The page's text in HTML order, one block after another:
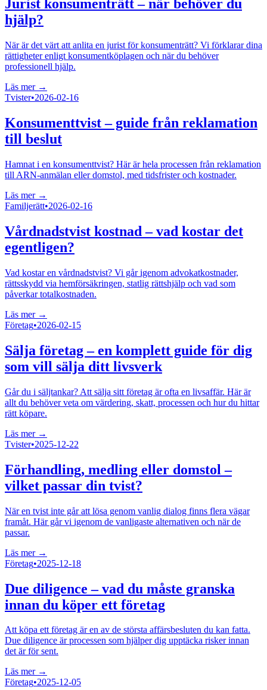
Jurist konsumenträtt – när behöver du
hjälp?
När är det värt att anlita en jurist för konsumenträtt? Vi förklarar dina
rättigheter enligt konsumentköplagen och när du behöver
professionell hjälp.
Läs mer →
Tvister•2026-02-16
Konsumenttvist – guide från reklamation
till beslut
Hamnat i en konsumenttvist? Här är hela processen från reklamation
till ARN-anmälan eller domstol, med tidsfrister och kostnader.
Läs mer →
Familjerätt•2026-02-16
Vårdnadstvist kostnad – vad kostar det
egentligen?
Vad kostar en vårdnadstvist? Vi går igenom advokatkostnader,
rättsskydd via hemförsäkringen, statlig rättshjälp och vad som
påverkar totalkostnaden.
Läs mer →
Företag•2026-02-15
Sälja företag – en komplett guide för dig
som vill sälja ditt livsverk
Går du i säljtankar? Att sälja sitt företag är ofta en livsaffär. Här är
allt du behöver veta om värdering, skatt, processen och hur du hittar
rätt köpare.
Läs mer →
Tvister•2025-12-22
Förhandling, medling eller domstol –
vilket passar din tvist?
När en tvist inte går att lösa genom vanlig dialog finns flera vägar
framåt. Här går vi igenom de vanligaste alternativen och när de
passar.
Läs mer →
Företag•2025-12-18
Due diligence – vad du måste granska
innan du köper ett företag
Att köpa ett företag är en av de största affärsbesluten du kan fatta.
Due diligence är processen som hjälper dig upptäcka risker innan
det är för sent.
Läs mer →
Företag•2025-12-05